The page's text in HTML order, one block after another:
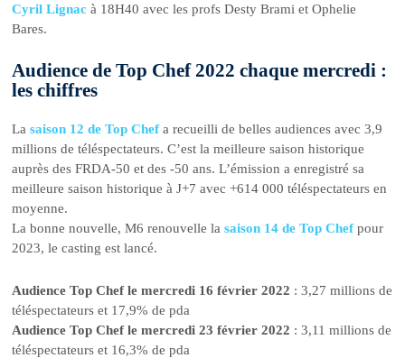
Cyril Lignac à 18H40 avec les profs Desty Brami et Ophelie
Bares.
Audience de Top Chef 2022 chaque mercredi :
les chiffres
Lasaison 12 de Top Chef a recueilli de belles audiences avec 3,9
millions de téléspectateurs. C’est la meilleure saison historique
auprès des FRDA-50 et des -50 ans. L’émission a enregistré sa
meilleure saison historique à J+7 avec +614 000 téléspectateurs en
moyenne.
La bonne nouvelle, M6 renouvelle lasaison 14 de Top Chefpour
2023, le casting est lancé.
Audience Top Chef le mercredi 16 février 2022 : 3,27 millions de
téléspectateurs et 17,9% de pda
Audience Top Chef le mercredi 23 février 2022 : 3,11 millions de
téléspectateurs et 16,3% de pda